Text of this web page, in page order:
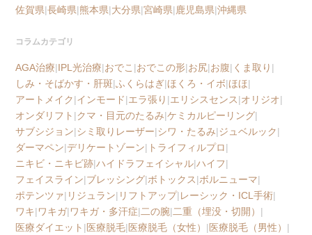
佐賀県|長崎県|熊本県|大分県|宮崎県|鹿児島県|沖縄県
コラムカテゴリ
AGA治療|IPL光治療|おでこ |おでこの形|お尻|お腹| くま取り |
しみ・そばかす・肝斑|ふくらはぎ|ほくろ・イボ|ほほ|
アートメイク|インモード|エラ張り |エリシスセンス|オリジオ|
オンダリフト |クマ・目元のたるみ|ケミカルピーリング|
サブシジョン|シミ取りレーザー|シワ・たるみ|ジュベルック|
ダーマペン|デリケートゾーン| トライフィルプロ|
ニキビ・ニキビ跡|ハイドラフェイシャル|ハイフ|
フェイスライン|ブレッシング|ボトックス|ボルニューマ|
ポテンツァ| リジュラン| リフトアップ|レーシック・ICL手術|
ワキ|ワキガ|ワキガ・多汗症|二の腕|二重（埋没・切開） |
医療ダイエット |医療脱毛|医療脱毛（女性） |医療脱毛（男性） |